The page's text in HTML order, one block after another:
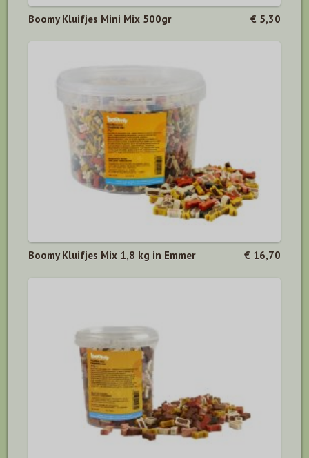
Boomy Kluifjes Mini Mix 500gr € 5,30
Boomy Kluifjes Mix 1,8 kg in Emmer € 16,70